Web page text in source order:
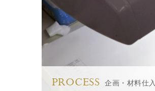
PROCESS 企画・材料仕